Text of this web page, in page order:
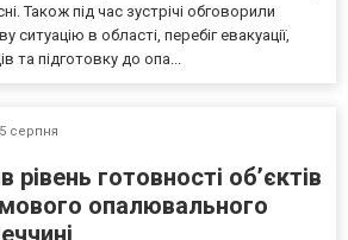
Також під час зустрічі обговорили
ситуацію в області, перебіг евакуації,
та підготовку до опа...
5 серпня
готовності об’єктів
опалювального